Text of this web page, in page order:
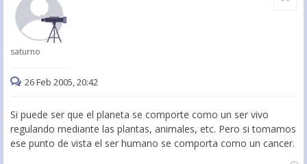
saturno
26 Feb 2005, 20:42
Si puede ser que el planeta se comporte como un ser vivo
regulando mediante las plantas, animales, etc. Pero si tomamos
ese punto de vista el ser humano se comporta como un cancer.